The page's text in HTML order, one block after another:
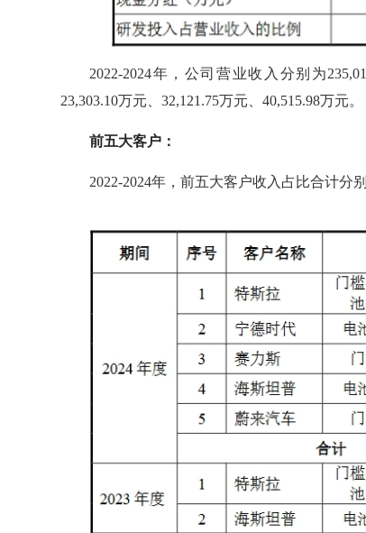
2022-2024年，公司营业收入分别为
23,303.10万元、32,121.75万元、40,515.98万元。
前五大客户：
2022-2024年，前五大客户收入占比合计分别